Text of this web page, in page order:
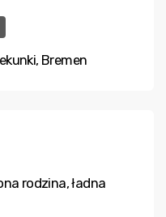
Bremen
rodzina, ładna